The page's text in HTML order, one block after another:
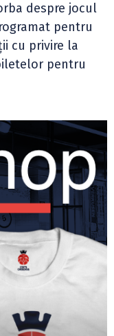
despre jocul
pentru
cu privire la
pentru